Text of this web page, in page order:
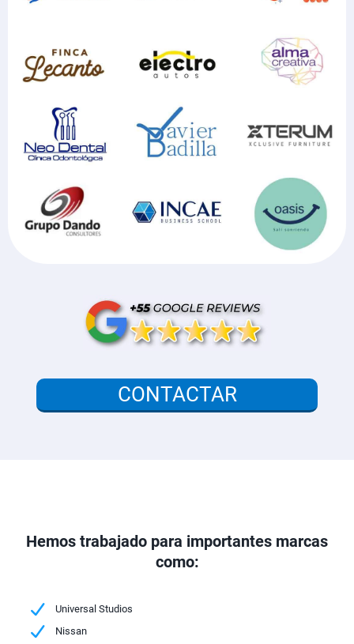
CONTACTAR
Hemos trabajado para importantes marcas
como:
Universal Studios
Nissan